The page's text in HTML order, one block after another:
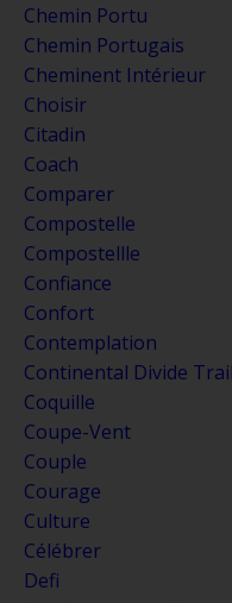
Chemin Portu
Chemin Portugais
Cheminent Intérieur
Choisir
Citadin
Coach
Comparer
Compostelle
Compostellle
Confiance
Confort
Contemplation
Continental Divide Trail
Coquille
Coupe-Vent
Couple
Courage
Culture
Célébrer
Defi